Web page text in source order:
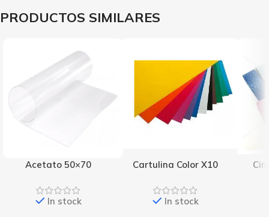
PRODUCTOS SIMILARES
Acetato 50×70
In stock
Cartulina Color X10
In stock